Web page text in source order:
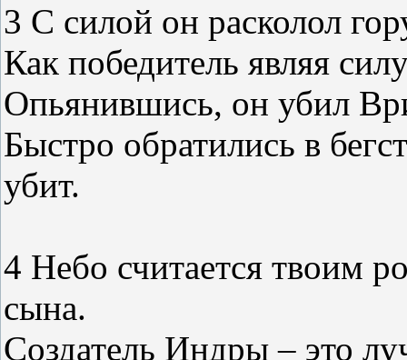
3 С силой он расколол
Как победитель являя
Опьянившись, он убил
Быстро обратились в
убит.
4 Небо считается твоим
сына.
Создатель Индры – это